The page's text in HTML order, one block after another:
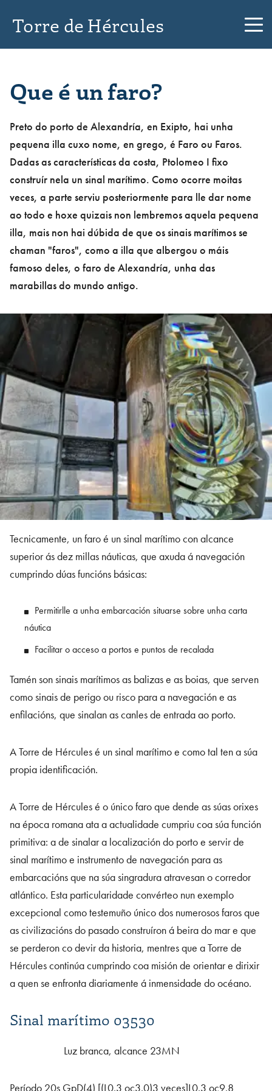
Torre de Hércules
Que é un faro?
Preto do porto de Alexandría, en Exipto, hai unha
pequena illa cuxo nome, en grego, é Faro ou Faros.
Dadas as características da costa, Ptolomeo I fixo
construír nela un sinal marítimo. Como ocorre moitas
veces, a parte serviu posteriormente para lle dar nome
ao todo e hoxe quizais non lembremos aquela pequena
illa, mais non hai dúbida de que os sinais marítimos se
chaman "faros", como a illa que albergou o máis
famoso deles, o faro de Alexandría, unha das
marabillas do mundo antigo.
Tecnicamente, un faro é un sinal marítimo con alcance
superior ás dez millas náuticas, que axuda á navegación
cumprindo dúas funcións básicas:
Permitirlle a unha embarcación situarse sobre unha carta
náutica
Facilitar o acceso a portos e puntos de recalada
Tamén son sinais marítimos as balizas e as boias, que serven
como sinais de perigo ou risco para a navegación e as
enfilacións, que sinalan as canles de entrada ao porto.
A Torre de Hércules é un sinal marítimo e como tal ten a súa
propia identificación.
A Torre de Hércules é o único faro que dende as súas orixes
na época romana ata a actualidade cumpriu coa súa función
primitiva: a de sinalar a localización do porto e servir de
sinal marítimo e instrumento de navegación para as
embarcacións que na súa singradura atravesan o corredor
atlántico. Esta particularidade convérteo nun exemplo
excepcional como testemuño único dos numerosos faros que
as civilizacións do pasado construíron á beira do mar e que
se perderon co devir da historia, mentres que a Torre de
Hércules continúa cumprindo coa misión de orientar e dirixir
a quen se enfronta diariamente á inmensidade do océano.
Sinal marítimo 03530
Luz branca, alcance 23MN
Período 20s GpD(4) [(L0.3 oc3.0)3 veces]L0.3 oc9.8